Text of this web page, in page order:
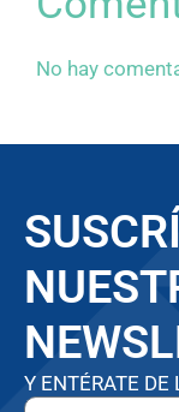
No hay
Y ENTÉRATE DE